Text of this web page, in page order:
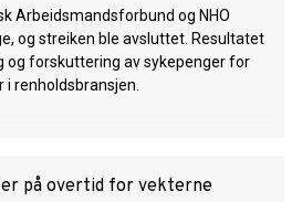
Arbeidsmandsforbund og NHO
og streiken ble avsluttet. Resultatet
og forskuttering av sykepenger for
renholdsbransjen.
på overtid for vekterne